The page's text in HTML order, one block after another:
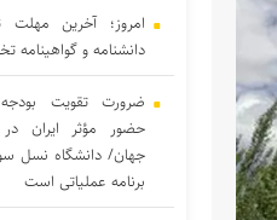
امروز؛ آخرین مهلت
دانشنامه و
ضرورت تقویت بودجه
حضور مؤثر ایران
جهان/ دانشگاه نسل
برنامه عملیاتی است